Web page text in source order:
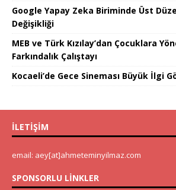
Google Yapay Zeka Biriminde Üst
Değişikliği
MEB ve Türk Kızılay’dan Çocuklara
Farkındalık Çalıştayı
Kocaeli’de Gece Sineması Büyük İlgi
İLETIŞIM
email: aey[at]ahmeteminyilmaz.com
SPONSORLU LINKLER